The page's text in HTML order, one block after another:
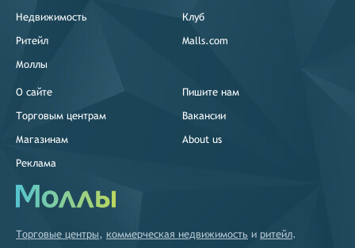
Недвижимость
Ритейл
Моллы
Клуб
Malls.com
О сайте
Торговым центрам
Магазинам
Реклама
Пишите нам
Вакансии
About us
Торговые центры, коммерческая недвижимость и ритейл.